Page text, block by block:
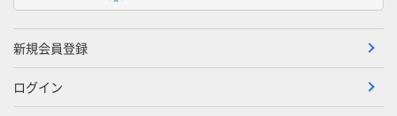
新規会員登録
ログイン